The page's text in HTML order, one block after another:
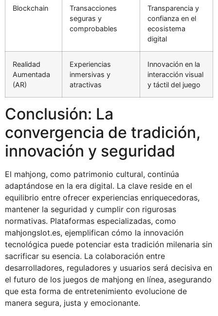
Blockchain
Transacciones
seguras y
comprobables
Transparencia y
confianza en el
ecosistema
digital
Realidad
Aumentada
(AR)
Experiencias
inmersivas y
atractivas
Innovación en la
interacción visual
y táctil del juego
Conclusión: La
convergencia de tradición,
innovación y seguridad
El mahjong, como patrimonio cultural, continúa
adaptándose en la era digital. La clave reside en el
equilibrio entre ofrecer experiencias enriquecedoras,
mantener la seguridad y cumplir con rigurosas
normativas. Plataformas especializadas, como
mahjongslot.es, ejemplifican cómo la innovación
tecnológica puede potenciar esta tradición milenaria sin
sacrificar su esencia. La colaboración entre
desarrolladores, reguladores y usuarios será decisiva en
el futuro de los juegos de mahjong en línea, asegurando
que esta forma de entretenimiento evolucione de
manera segura, justa y emocionante.